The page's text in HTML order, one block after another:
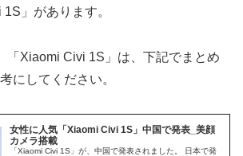
」があります。
「Xiaomi Civi 1S」は、下記でまとめ
にしてください。
女性に人気「Xiaomi Civi 1S」中国で発表_美顔
カメラ搭載
「Xiaomi Civi 1S」が、中国で発表されました。 日本で発